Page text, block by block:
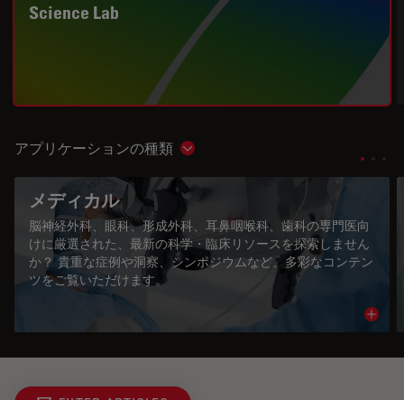
Science Lab
アプリケーションの種類 Show subnavigation
メディカル
脳神経外科、眼科、形成外科、耳鼻咽喉科、歯科の専門医向
けに厳選された、最新の科学・臨床リソースを探索しません
か？ 貴重な症例や洞察、シンポジウムなど、多彩なコンテン
ツをご覧いただけます。